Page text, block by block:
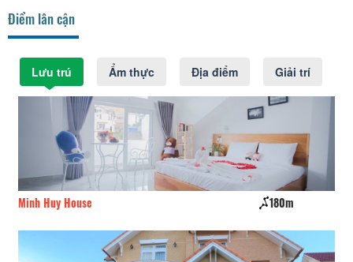
Điểm lân cận
Lưu trú Ẩm thực Địa điểm Giải trí
Minh Huy House 180m